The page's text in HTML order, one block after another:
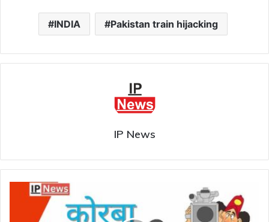
INDIA Pakistan train hijacking
IP News